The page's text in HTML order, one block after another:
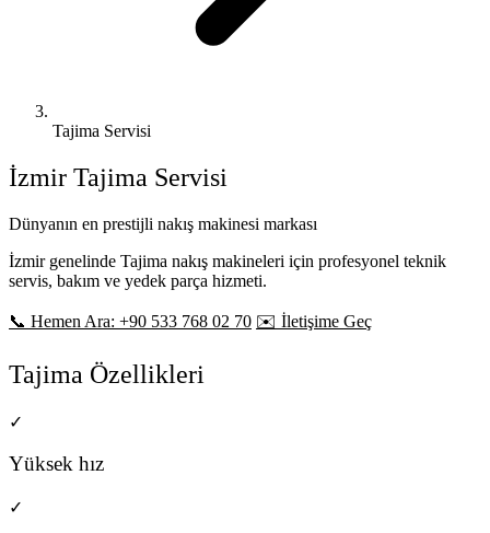
Tajima Servisi
İzmir Tajima Servisi
Dünyanın en prestijli nakış makinesi markası
İzmir genelinde Tajima nakış makineleri için profesyonel teknik
servis, bakım ve yedek parça hizmeti.
📞 Hemen Ara: +90 533 768 02 70 ✉️ İletişime Geç
Tajima Özellikleri
✓
Yüksek hız
✓